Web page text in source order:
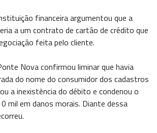
financeira argumentou que a
a um contrato de cartão de crédito que
feita pelo cliente.
Nova confirmou liminar que havia
do nome do consumidor dos cadastros
a inexistência do débito e condenou o
mil em danos morais. Diante dessa